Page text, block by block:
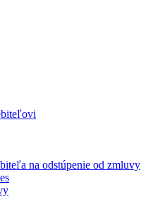
na odstúpenie od zmluvy